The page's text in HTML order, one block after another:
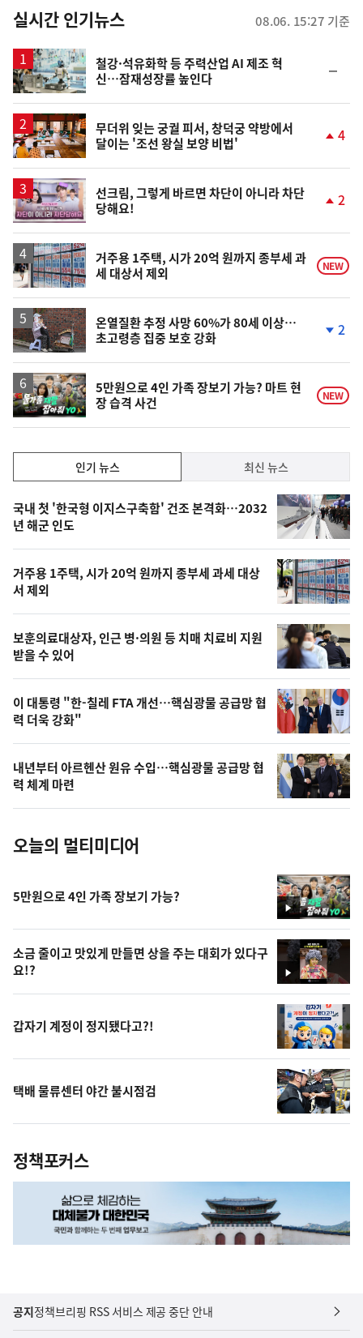
뉴
스
실시간 인기뉴스 08.06. 15:27 기준
철강·석유화학 등 주력산업 AI 제조 혁
신…잠재성장률 높인다
일
무더위 잊는 궁궐 피서, 창덕궁 약방에서
달이는 '조선 왕실 보양 비법'
4
영
상
선크림, 그렇게 바르면 차단이 아니라 차단
당해요!
승
2
거주용 1주택, 시가 20억 원까지 종부세 과
세 대상서 제외
NEW
온열질환 추정 사망 60%가 80세 이상…
초고령층 집중 보호 강화
락
2
영
상
5만원으로 4인 가족 장보기 가능? 마트 현
장 습격 사건
NEW
기,
최
신,
늘
의
영
상
오
늘
사
진
인기 뉴스 최신 뉴스
기
뉴
스
국내 첫 '한국형 이지스구축함' 건조 본격화…2032
년 해군 인도
거주용 1주택, 시가 20억 원까지 종부세 과세 대상
서 제외
보훈의료대상자, 인근 병·의원 등 치매 치료비 지원
받을 수 있어
이 대통령 "한-칠레 FTA 개선…핵심광물 공급망 협
력 더욱 강화"
내년부터 아르헨산 원유 수입…핵심광물 공급망 협
력 체계 마련
오늘의 멀티미디어
영
상
5만원으로 4인 가족 장보기 가능?
영
상
소금 줄이고 맛있게 만들면 상을 주는 대회가 있다구
요!?
갑자기 계정이 정지됐다고?!
택배 물류센터 야간 불시점검
정책포커스
공지정책브리핑 RSS 서비스 제공 중단 안내